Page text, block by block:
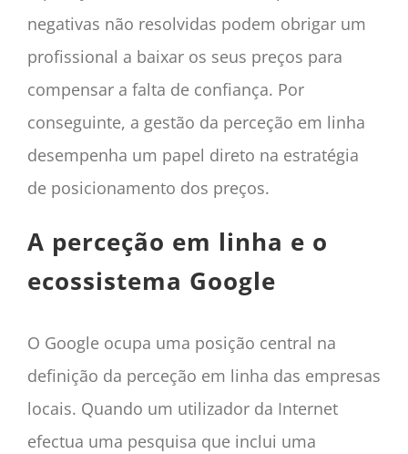
negativas não resolvidas podem obrigar um
profissional a baixar os seus preços para
compensar a falta de confiança. Por
conseguinte, a gestão da perceção em linha
desempenha um papel direto na estratégia
de posicionamento dos preços.
A perceção em linha e o
ecossistema Google
O Google ocupa uma posição central na
definição da perceção em linha das empresas
locais. Quando um utilizador da Internet
efectua uma pesquisa que inclui uma